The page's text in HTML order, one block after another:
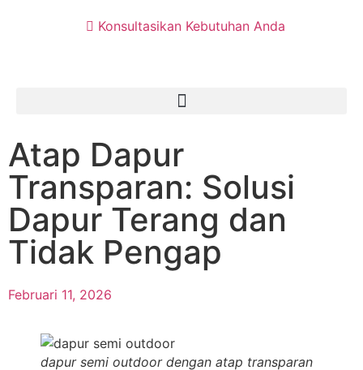
Konsultasikan Kebutuhan Anda
Atap Dapur
Transparan: Solusi
Dapur Terang dan
Tidak Pengap
Februari 11, 2026
dapur semi outdoor dengan atap transparan